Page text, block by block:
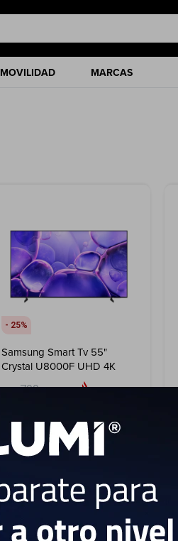
MOVILIDAD MARCAS
25
Samsung Smart Tv 55"
Crystal U8000F UHD 4K
USD 799
ENVIO GRATIS
GARANTÍA: 1 AÑO
ENVÍO A TODO EL PAÍS